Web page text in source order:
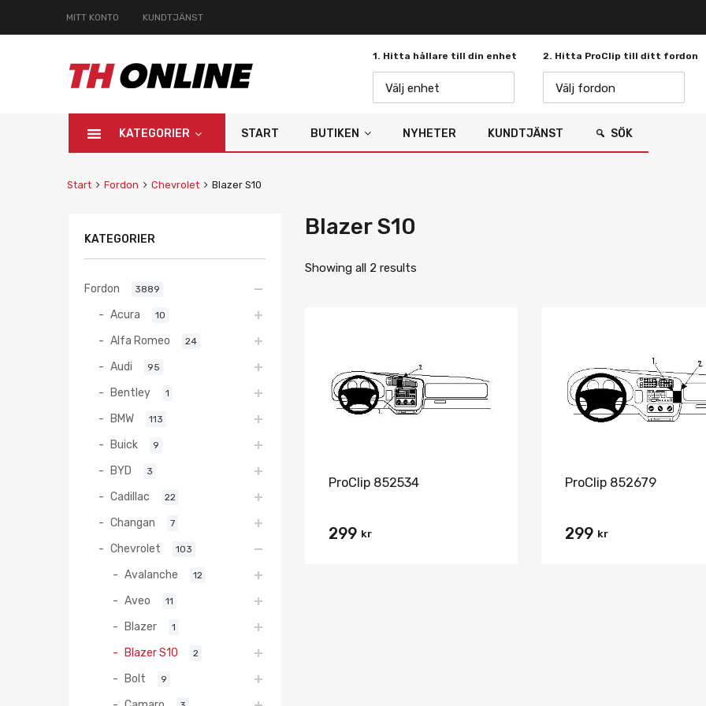
MITT KONTO KUNDTJÄNST
1. Hitta hållare till din enhet
Välj enhet
2. Hitta ProClip till ditt fordon
Välj fordon
KATEGORIER START BUTIKEN NYHETER KUNDTJÄNST SÖK
Start Fordon Chevrolet Blazer S10
Blazer S10
Showing all 2 results
ProClip 852534
299 kr
ProClip 852679
299 kr
KATEGORIER
Fordon 3889
Acura 10
Alfa Romeo 24
Audi 95
Bentley 1
BMW 113
Buick 9
BYD 3
Cadillac 22
Changan 7
Chevrolet 103
Avalanche 12
Aveo 11
Blazer 1
Blazer S10 2
Bolt 9